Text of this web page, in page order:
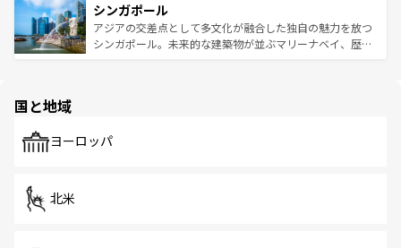
参照してほしい。
激する。気候は一年中温暖で、どの季節にも異なる楽しみ
が待っている。親しみやすいタイの人々、仏教を中心とし
た文化、そして多様な観光資源が、訪れる旅人を魅了し続
み、どこを訪れても感動するはず。観光スポットが密集し
ており、効率よく見どころを回れるのも魅力。息をのむよ
うな絶景から文化的な体験まで、香港を存分に楽しみ尽く
シンガポール
アジアの交差点として多文化が融合した独自の魅力を放つ
シンガポール。未来的な建築物が並ぶマリーナベイ、歴史
で、ホーカーズは地元の風情を楽しめる外せないスポット
国と地域
ヨーロッパ
北米